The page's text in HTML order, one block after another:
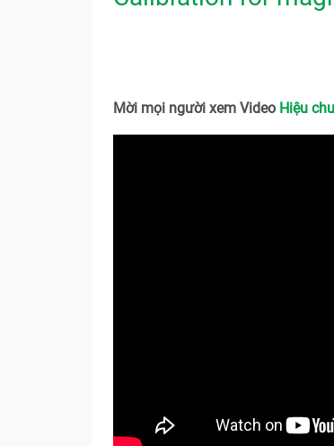
Mời mọi người xem Video Hiệu